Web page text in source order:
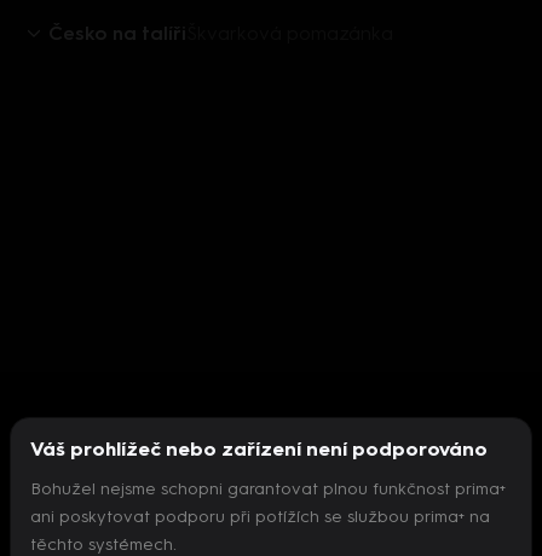
Česko na talíři
Nepodařilo se inicializovat přehrávač
Váš prohlížeč nebo zařízení není podporováno
Bohužel nejsme schopni garantovat plnou funkčnost prima+
ani poskytovat podporu při potížích se službou prima+ na
těchto systémech.